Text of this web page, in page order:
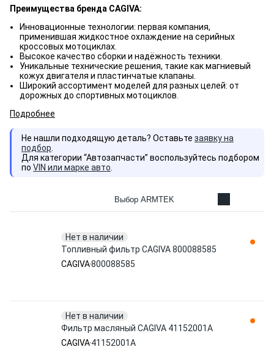
Преимущества бренда CAGIVA:
Инновационные технологии: первая компания,
применившая жидкостное охлаждение на серийных
кроссовых мотоциклах.
Высокое качество сборки и надёжность техники.
Уникальные технические решения, такие как магниевый
кожух двигателя и пластинчатые клапаны.
Широкий ассортимент моделей для разных целей: от
дорожных до спортивных мотоциклов.
Подробнее
Не нашли подходящую деталь? Оставьте заявку на
подбор
Для категории “Автозапчасти” воспользуйтесь подбором
по VIN или марке авто
Выбор ARMTEK
Нет в наличии
Топливный фильтр CAGIVA 800088585
CAGIVA800088585
Нет в наличии
Фильтр масляный CAGIVA 41152001A
CAGIVA41152001A